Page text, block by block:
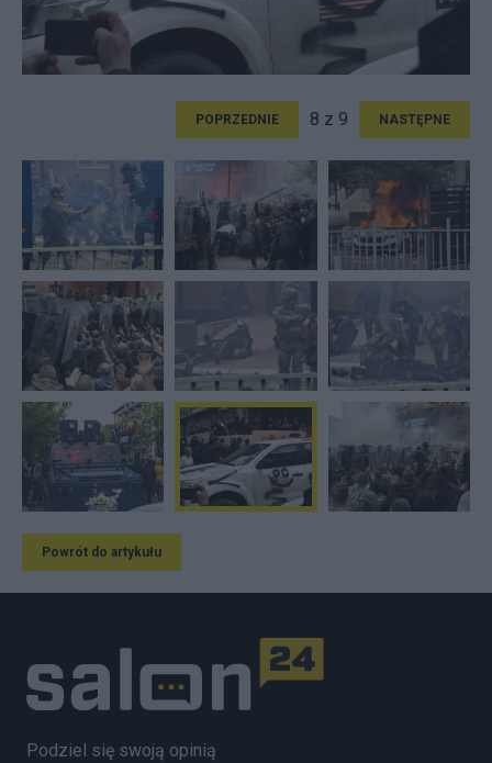
POPRZEDNIE 8 z 9 NASTĘPNE
Powrót do artykułu
Podziel się swoją opinią